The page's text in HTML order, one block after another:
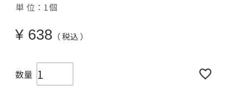
単 位：1個
¥ 638 税込